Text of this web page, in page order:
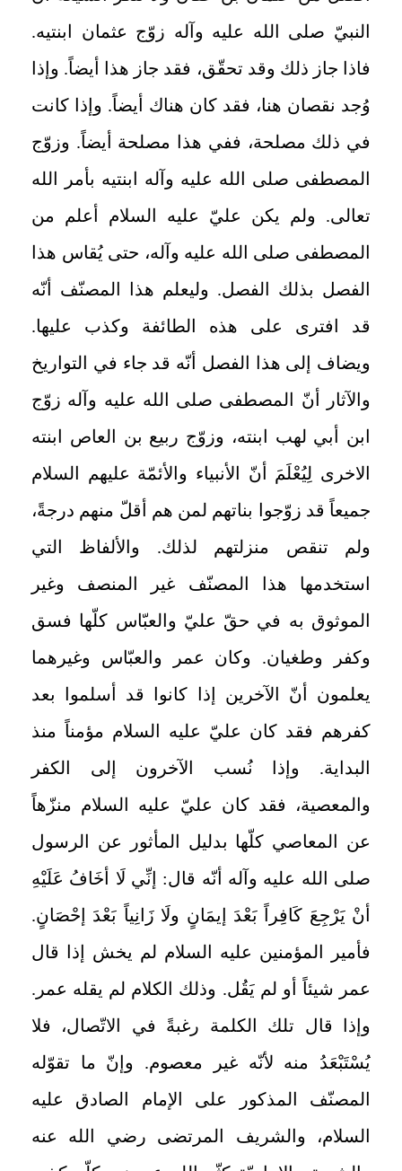
النبيّ صلى الله عليه وآله زوّج عثمان ابنتيه.
فاذا جاز ذلك وقد تحقّق، فقد جاز هذا أيضاً. وإذا
وُجد نقصان هنا، فقد كان هناك أيضاً. وإذا كانت
في ذلك مصلحة، ففي هذا مصلحة أيضاً. وزوّج
المصطفى صلى الله عليه وآله ابنتيه بأمر الله
تعالى. ولم يكن عليّ عليه السلام أعلم من
المصطفى صلى الله عليه وآله، حتى يُقاس هذا
الفصل بذلك الفصل. وليعلم هذا المصنّف أنّه
قد افترى على هذه الطائفة وكذب عليها.
ويضاف إلى هذا الفصل أنّه قد جاء في التواريخ
والآثار أنّ المصطفى صلى الله عليه وآله زوّج
ابن أبي لهب ابنته، وزوّج ربيع بن العاص ابنته
الاخرى لِيُعْلَمَ أنّ الأنبياء والأئمّة عليهم السلام
جميعاً قد زوّجوا بناتهم لمن هم أقلّ منهم درجةً،
ولم تنقص منزلتهم لذلك. والألفاظ التي
استخدمها هذا المصنّف غير المنصف وغير
الموثوق به في حقّ عليّ والعبّاس كلّها فسق
وكفر وطغيان. وكان عمر والعبّاس وغيرهما
يعلمون أنّ الآخرين إذا كانوا قد أسلموا بعد
كفرهم فقد كان عليّ عليه السلام مؤمناً منذ
البداية. وإذا نُسب الآخرون إلى الكفر
والمعصية، فقد كان عليّ عليه السلام منزّهاً
عن المعاصي كلّها بدليل المأثور عن الرسول
صلى الله عليه وآله أنّه قال: إنِّي لَا أخَافُ عَلَيْهِ
أنْ يَرْجِعَ كَافِراً بَعْدَ إيمَانٍ ولَا زَانِياً بَعْدَ إحْصَانٍ.
فأمير المؤمنين عليه السلام لم يخش إذا قال
عمر شيئاً أو لم يَقُل. وذلك الكلام لم يقله عمر.
وإذا قال تلك الكلمة رغبةً في الاتّصال، فلا
يُسْتَبْعَدُ منه لأنّه غير معصوم. وإنّ ما تقوّله
المصنّف المذكور على الإمام الصادق عليه
السلام، والشريف المرتضى رضي الله عنه